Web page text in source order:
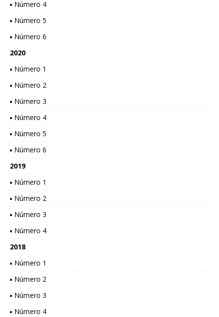
▪ Número 4
▪ Número 5
▪ Número 6
2020
▪ Número 1
▪ Número 2
▪ Número 3
▪ Número 4
▪ Número 5
▪ Número 6
2019
▪ Número 1
▪ Número 2
▪ Número 3
▪ Número 4
2018
▪ Número 1
▪ Número 2
▪ Número 3
▪ Número 4